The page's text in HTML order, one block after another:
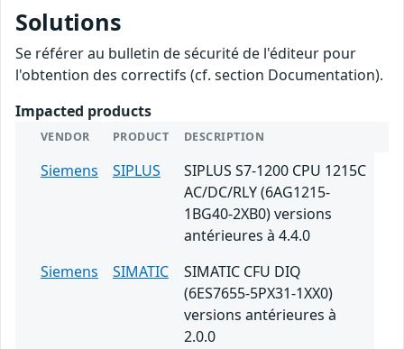
Solutions
Se référer au bulletin de sécurité de l'éditeur pour
l'obtention des correctifs (cf. section Documentation).
Impacted products
VENDOR PRODUCT DESCRIPTION
Siemens SIPLUS
SIPLUS S7-1200 CPU 1215C
AC/DC/RLY (6AG1215-
1BG40-2XB0) versions
antérieures à 4.4.0
Siemens
SIMATIC
SIMATIC CFU DIQ
(6ES7655-5PX31-1XX0)
versions antérieures à
2.0.0